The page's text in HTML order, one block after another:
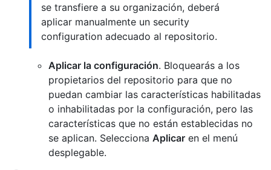
se transfiere a su organización, deberá
aplicar manualmente un security
configuration adecuado al repositorio.
Aplicar la configuración. Bloquearás a los
propietarios del repositorio para que no
puedan cambiar las características habilitadas
o inhabilitadas por la configuración, pero las
características que no están establecidas no
se aplican. Selecciona Aplicar en el menú
desplegable.